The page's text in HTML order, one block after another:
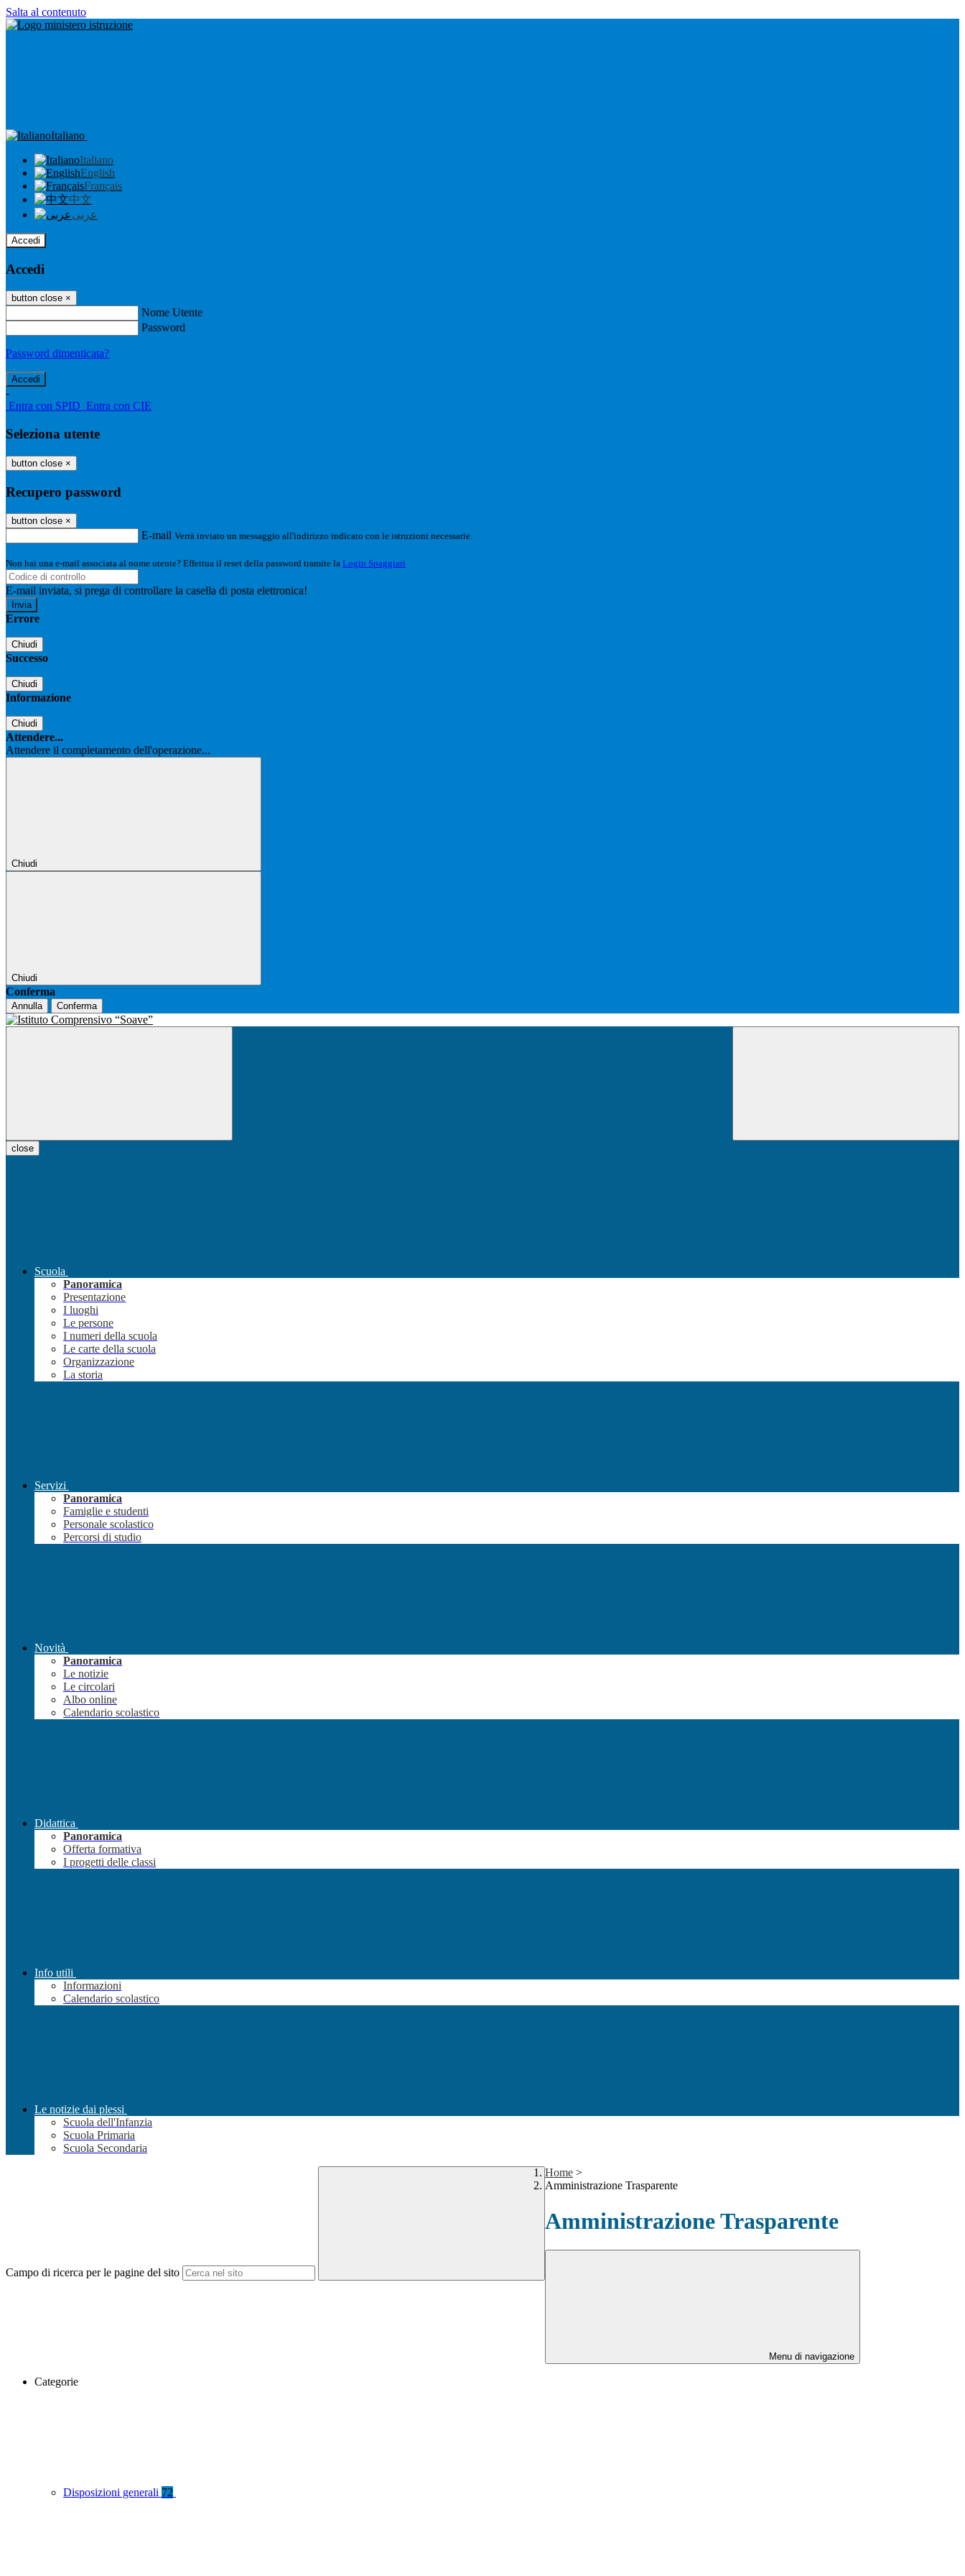
Salta al contenuto
Italiano
Italiano
English
Français
中文
عربى
Accedi
Accedi
button close ×
Nome Utente
Password
Password dimenticata?
-
Entra con SPID Entra con CIE
Seleziona utente
button close ×
Recupero password
button close ×
E-mail Verrà inviato un messaggio all'indirizzo indicato con le istruzioni necessarie.
Non hai una e-mail associata al nome utente? Effettua il reset della password tramite la Login Spaggiari
E-mail inviata, si prega di controllare la casella di posta elettronica!
Errore
Chiudi
Successo
Chiudi
Informazione
Chiudi
Attendere...
Attendere il completamento dell'operazione...
Chiudi
Chiudi
Conferma
Annulla Conferma
close
Scuola
Panoramica
Presentazione
I luoghi
Le persone
I numeri della scuola
Le carte della scuola
Organizzazione
La storia
Servizi
Panoramica
Famiglie e studenti
Personale scolastico
Percorsi di studio
Novità
Panoramica
Le notizie
Le circolari
Albo online
Calendario scolastico
Didattica
Panoramica
Offerta formativa
I progetti delle classi
Info utili
Informazioni
Calendario scolastico
Le notizie dai plessi
Scuola dell'Infanzia
Scuola Primaria
Scuola Secondaria
Campo di ricerca per le pagine del sito
Home >
Amministrazione Trasparente
Amministrazione Trasparente
Menu di navigazione
Categorie
Disposizioni generali 72